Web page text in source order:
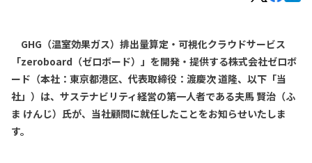
GHG（温室効果ガス）排出量算定・可視化クラウドサービス
「zeroboard（ゼロボード）」を開発・提供する株式会社ゼロボ
ード（本社：東京都港区、代表取締役：渡慶次 道隆、以下「当
社」）は、サステナビリティ経営の第一人者である夫馬 賢治（ふ
ま けんじ）氏が、当社顧問に就任したことをお知らせいたしま
す。